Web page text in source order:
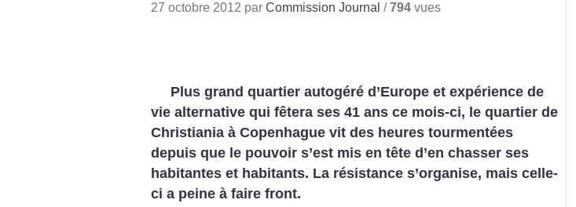
27 octobre 2012 par Commission Journal /794 vues
Plus grand quartier autogéré d’Europe et expérience de
vie alternative qui fêtera ses 41 ans ce mois-ci, le quartier de
Christiania à Copenhague vit des heures tourmentées
depuis que le pouvoir s’est mis en tête d’en chasser ses
habitantes et habitants. La résistance s’organise, mais celle-
ci a peine à faire front.